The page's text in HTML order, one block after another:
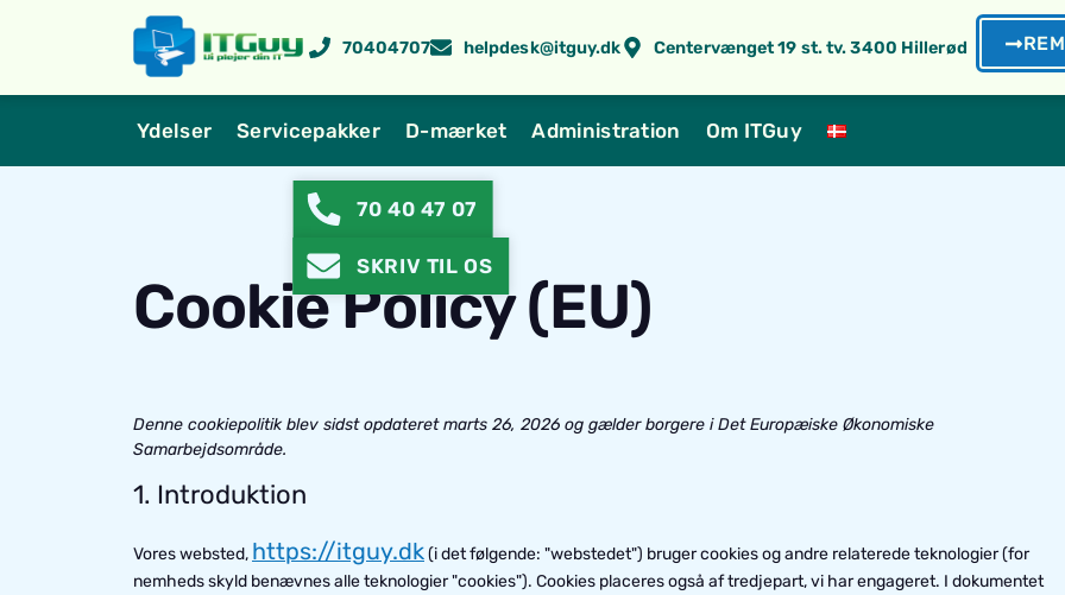
70404707 helpdesk@itguy.dk Centervænget 19 st. tv. 3400 Hillerød
Ydelser Servicepakker D-mærket Administration Om ITGuy
Cookie Policy (EU)
Denne cookiepolitik blev sidst opdateret marts 26, 2026 og gælder borgere i Det Europæiske Økonomiske
Samarbejdsområde.
1. Introduktion
Vores websted, https://itguy.dk(i det følgende: "webstedet") bruger cookies og andre relaterede teknologier (for
nemheds skyld benævnes alle teknologier "cookies"). Cookies placeres også af tredjepart, vi har engageret. I dokumentet
70 40 47 07
SKRIV TIL OS